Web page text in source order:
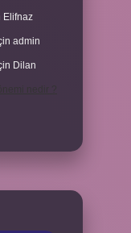
Elifnaz
admin
Dilan